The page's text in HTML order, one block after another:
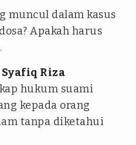
muncul dalam kasus
Apakah harus
Riza
hukum suami
kepada orang
tanpa diketahui